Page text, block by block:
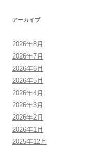
アーカイブ
2026年8月
2026年7月
2026年6月
2026年5月
2026年4月
2026年3月
2026年2月
2026年1月
2025年12月